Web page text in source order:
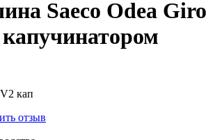
Saeco Odea Giro
кап
отзыв